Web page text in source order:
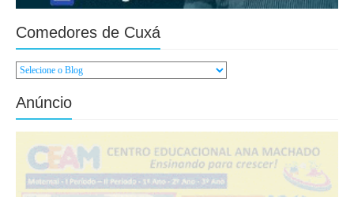
Comedores de Cuxá
Anúncio